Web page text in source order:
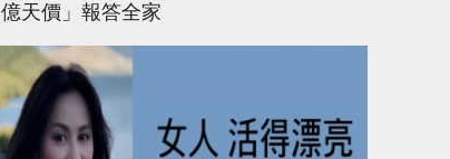
億天價」報答全家